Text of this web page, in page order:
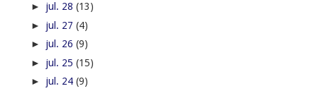
► jul. 28 (13)
► jul. 27 (4)
► jul. 26 (9)
► jul. 25 (15)
► jul. 24 (9)